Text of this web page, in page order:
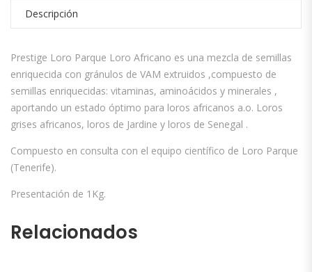
Descripción
Prestige Loro Parque Loro Africano es una mezcla de semillas
enriquecida con gránulos de VAM extruidos ,compuesto de
semillas enriquecidas: vitaminas, aminoácidos y minerales ,
aportando un estado óptimo para loros africanos a.o. Loros
grises africanos, loros de Jardine y loros de Senegal .
Compuesto en consulta con el equipo científico de Loro Parque
(Tenerife).
Presentación de 1Kg.
Relacionados